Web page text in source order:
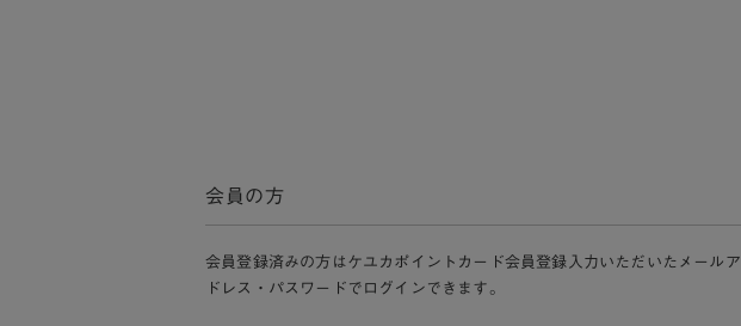
会員の方
会員登録済みの方はケユカポイントカード会員登録入力いただいたメールア
ドレス・パスワードでログインできます。